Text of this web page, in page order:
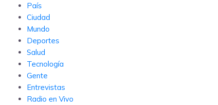
País
Ciudad
Mundo
Deportes
Salud
Tecnología
Gente
Entrevistas
Radio en Vivo